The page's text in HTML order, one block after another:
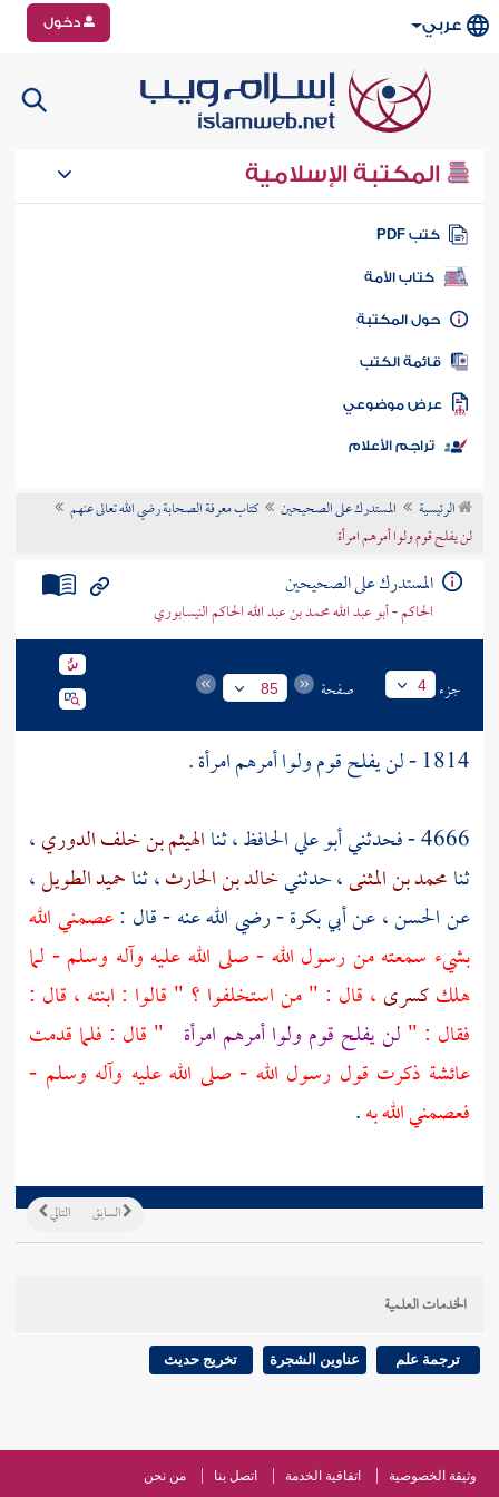
عربي دخول
المكتبة الإسلامية
كتب PDF
كتاب الأمة
المكتبة
الكتب
موضوعي
تراجم الأعلام
الرئيسية المستدرك على الصحيحين
كتاب معرفة الصحابة رضي الله تعالى عنهم
لن يفلح قوم ولوا أمرهم امرأة
المستدرك على الصحيحين
الحاكم - أبو عبد الله محمد بن عبد الله الحاكم النيسابوري
جزء 4 صفحة 85
1814 - لن يفلح قوم ولوا أمرهم امرأة .
4666 - فحدثني
أبو علي الحافظ، ثناالهيثم بن خلف الدوري،
ثنامحمد بن المثنى، حدثنيخالد بن الحارث، ثناحميد الطويل،
عنالحسن، عنأبي بكرة- رضي الله عنه - قال :عصمني الله
بشيء سمعته من رسول الله - صلى الله عليه وآله وسلم - لما
هلككسرى ، قال : " من استخلفوا ؟ " قالوا : ابنته ، قال :
فقال : " لن يفلح قوم ولوا أمرهم امرأة " قال : فلما قدمت
عائشة ذكرت قول رسول الله - صلى الله عليه وآله وسلم -
فعصمني الله به.
التالي السابق
الخدمات العلمية
ترجمة علم عناوين الشجرة تخريج حديث
وثيقة الخصوصية اتفاقية الخدمة اتصل بنا من نحن